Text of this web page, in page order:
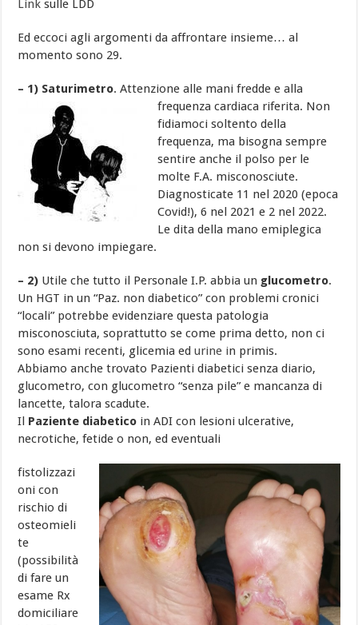
Link sulle LDD
Ed eccoci agli argomenti da affrontare insieme… al
momento sono 29.
– 1) Saturimetro. Attenzione alle mani fredde e alla
frequenza cardiaca riferita. Non
fidiamoci soltento della
frequenza, ma bisogna sempre
sentire anche il polso per le
molte F.A. misconosciute.
Diagnosticate 11 nel 2020 (epoca
Covid!), 6 nel 2021 e 2 nel 2022.
Le dita della mano emiplegica
non si devono impiegare.
– 2) Utile che tutto il Personale I.P. abbia un glucometro.
Un HGT in un “Paz. non diabetico” con problemi cronici
“locali” potrebbe evidenziare questa patologia
misconosciuta, soprattutto se come prima detto, non ci
sono esami recenti, glicemia edurine in primis.
Abbiamo anche trovato Pazienti diabetici senza diario,
glucometro, con glucometro “senza pile” e mancanza di
lancette, talora scadute.
Il Paziente diabetico in ADI con lesioni ulcerative,
necrotiche, fetide o non, ed eventuali
fistolizzazi
oni con
rischio di
osteomieli
te
(possibilità
di fare un
esame Rx
domiciliare